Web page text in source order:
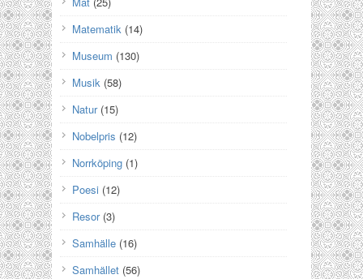
Matematik (14)
Museum (130)
Musik (58)
Natur(15)
Nobelpris (12)
Norrköping (1)
Poesi (12)
Resor(3)
Samhälle (16)
Samhället (56)